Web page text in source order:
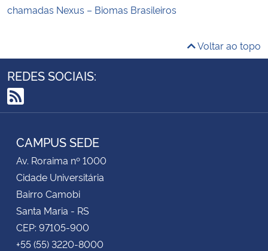
chamadas Nexus – Biomas Brasileiros
Voltar ao topo
REDES SOCIAIS:
RSS
CAMPUS SEDE
Av. Roraima nº 1000
Cidade Universitária
Bairro Camobi
Santa Maria - RS
CEP: 97105-900
+55 (55) 3220-8000